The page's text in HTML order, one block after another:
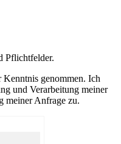
Pflichtfelder.
Kenntnis genommen. Ich
und Verarbeitung meiner
meiner Anfrage zu.